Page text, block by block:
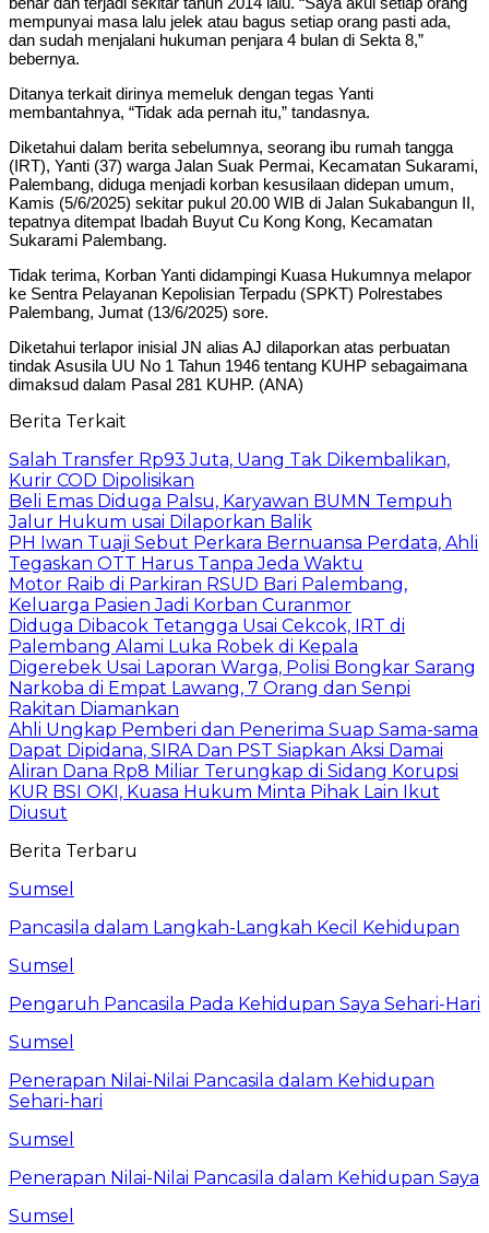
mempunyai masa lalu jelek atau bagus setiap orang pasti ada,
dan sudah menjalani hukuman penjara 4 bulan di Sekta 8,”
bebernya.
Ditanya terkait dirinya memeluk dengan tegas Yanti
membantahnya, “Tidak ada pernah itu,” tandasnya.
Diketahui dalam berita sebelumnya, seorang ibu rumah tangga
(IRT), Yanti (37) warga Jalan Suak Permai, Kecamatan Sukarami,
Palembang, diduga menjadi korban kesusilaan didepan umum,
Kamis (5/6/2025) sekitar pukul 20.00 WIB di Jalan Sukabangun II,
tepatnya ditempat Ibadah Buyut Cu Kong Kong, Kecamatan
Sukarami Palembang.
Tidak terima, Korban Yanti didampingi Kuasa Hukumnya melapor
ke Sentra Pelayanan Kepolisian Terpadu (SPKT) Polrestabes
Palembang, Jumat (13/6/2025) sore.
Diketahui terlapor inisial JN alias AJ dilaporkan atas perbuatan
tindak Asusila UU No 1 Tahun 1946 tentang KUHP sebagaimana
dimaksud dalam Pasal 281 KUHP. (ANA)
Berita Terkait
Salah Transfer Rp93 Juta, Uang Tak Dikembalikan,
Kurir COD Dipolisikan
Beli Emas Diduga Palsu, Karyawan BUMN Tempuh
Jalur Hukum usai Dilaporkan Balik
PH Iwan Tuaji Sebut Perkara Bernuansa Perdata, Ahli
Tegaskan OTT Harus Tanpa Jeda Waktu
Motor Raib di Parkiran RSUD Bari Palembang,
Keluarga Pasien Jadi Korban Curanmor
Diduga Dibacok Tetangga Usai Cekcok, IRT di
Palembang Alami Luka Robek di Kepala
Digerebek Usai Laporan Warga, Polisi Bongkar Sarang
Narkoba di Empat Lawang, 7 Orang dan Senpi
Rakitan Diamankan
Ahli Ungkap Pemberi dan Penerima Suap Sama-sama
Dapat Dipidana, SIRA Dan PST Siapkan Aksi Damai
Aliran Dana Rp8 Miliar Terungkap di Sidang Korupsi
KUR BSI OKI, Kuasa Hukum Minta Pihak Lain Ikut
Diusut
Berita Terbaru
Sumsel
Pancasila dalam Langkah-Langkah Kecil Kehidupan
Sumsel
Pengaruh Pancasila Pada Kehidupan Saya Sehari-Hari
Sumsel
Penerapan Nilai-Nilai Pancasila dalam Kehidupan
Sehari-hari
Sumsel
Penerapan Nilai-Nilai Pancasila dalam Kehidupan Saya
Sumsel